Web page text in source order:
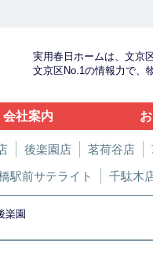
実用春日ホームは、文京
文京区No.1の情報力で、
会社案内
後楽園店 茗荷谷店
駅前サテライト 千駄木
楽園